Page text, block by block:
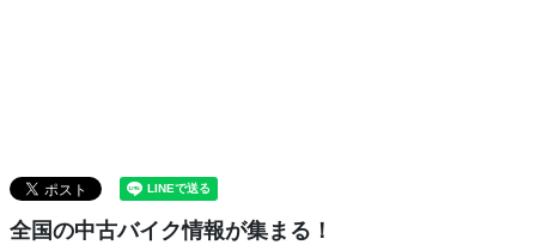
全国の中古バイク情報が集まる！